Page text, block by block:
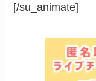
[/su_animate]